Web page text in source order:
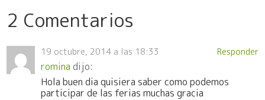
2 Comentarios
19 octubre, 2014 a las 18:33
romina dijo:
Hola buen dia quisiera saber como podemos
participar de las ferias muchas gracia
Responder